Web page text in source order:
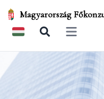
Magyarország
Open